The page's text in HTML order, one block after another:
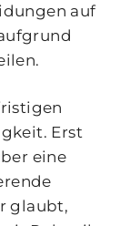
auf
Erst
eine
glaubt,